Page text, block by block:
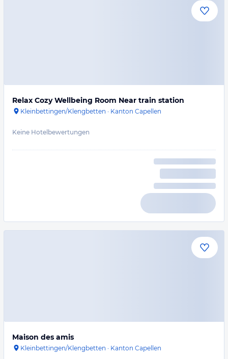
Relax Cozy Wellbeing Room Near train station
Kleinbettingen/Klengbetten · Kanton Capellen
Keine Hotelbewertungen
Maison des amis
Kleinbettingen/Klengbetten · Kanton Capellen